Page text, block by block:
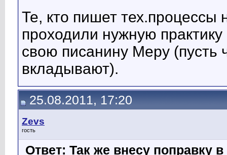
Те, кто пишет тех.процессы
проходили нужную
свою писанину Меру
вкладывают).
25.08.2011, 17:20
Zevs
гость
Ответ: Так же внесу поправку